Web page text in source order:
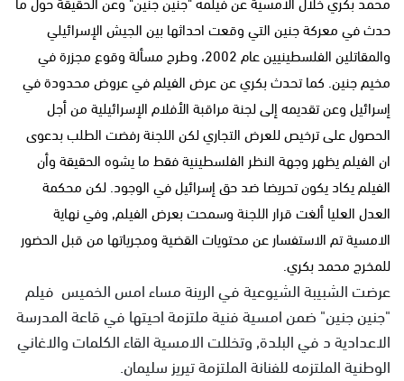
حدث في معركة جنين التي وقعت احداثها بين الجيش الإسرائيلي
والمقاتلين الفلسطينيين عام 2002، وطرح مسألة وقوع مجزرة في
مخيم جنين. كما تحدث بكري عن عرض الفيلم في عروض محدودة في
إسرائيل وعن تقديمه إلى لجنة مراقبة الأفلام الإسرائيلية من أجل
الحصول على ترخيص للعرض التجاري لكن اللجنة رفضت الطلب بدعوى
ان الفيلم يظهر وجهة النظر الفلسطينية فقط ما يشوه الحقيقة وأن
الفيلم يكاد يكون تحريضا ضد حق إسرائيل في الوجود. لكن محكمة
العدل العليا ألغت قرار اللجنة وسمحت بعرض الفيلم, وفي نهاية
الامسية تم الاستفسار عن محتويات القضية ومجرياتها من قبل الحضور
للمخرج محمد بكري.
عرضت الشبيبة الشيوعية في الرينة مساء امس الخميس فيلم
"جنين جنين" ضمن امسية فنية ملتزمة احيتها في قاعة المدرسة
الاعدادية د في البلدة, وتخللت الامسية القاء الكلمات والاغاني
الوطنية الملتزمه للفنانة الملتزمة تيريز سليمان.